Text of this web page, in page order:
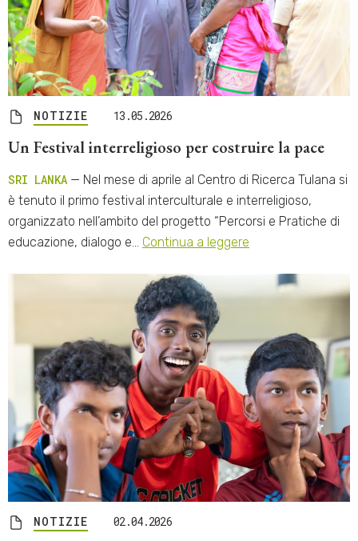
NOTIZIE 13.05.2026
Un Festival interreligioso per costruire la pace
SRI LANKA — Nel mese di aprile al Centro di Ricerca Tulana si
è tenuto il primo festival interculturale e interreligioso,
organizzato nell’ambito del progetto “Percorsi e Pratiche di
educazione, dialogo e… Continua a leggere
NOTIZIE 02.04.2026